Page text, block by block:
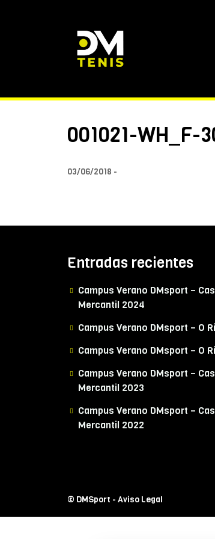
001021-WH_F-
03/06/2018
Entradas recientes
Campus Verano DMsport –
Mercantil 2024
Campus Verano DMsport – O
Campus Verano DMsport – O
Campus Verano DMsport –
Mercantil 2023
Campus Verano DMsport –
Mercantil 2022
© DMSport - Aviso Legal